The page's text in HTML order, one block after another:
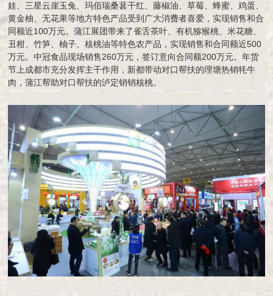
娃、三星云崖玉兔、玛佰瑞桑葚干红、藤椒油、草莓、蜂蜜、鸡蛋、
黄金柚、无花果等地方特色产品受到广大消费者喜爱，实现销售和合
同额近100万元。蒲江展团带来了雀舌茶叶、有机猕猴桃、米花糖、
丑柑、竹笋、柚子、核桃油等特色农产品，实现销售和合同额近500
万元。中冠食品现场销售260万元，签订意向合同额200万元。年货
节上成都市充分发挥主干作用，新都带动对口帮扶的理塘热销牦牛
肉，蒲江帮助对口帮扶的泸定销销核桃。